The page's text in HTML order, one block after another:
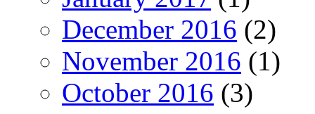
December 2016 (2)
November 2016 (1)
October 2016 (3)